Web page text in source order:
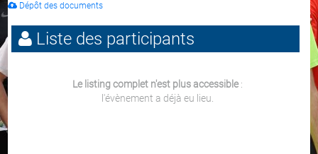
Dépôt des documents
Liste des participants
Le listing complet n'est plus accessible:
l'évènement a déjà eu lieu.